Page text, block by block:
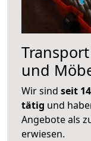
und
Wir sind seit
tätig und
Angebote als
erwiesen.